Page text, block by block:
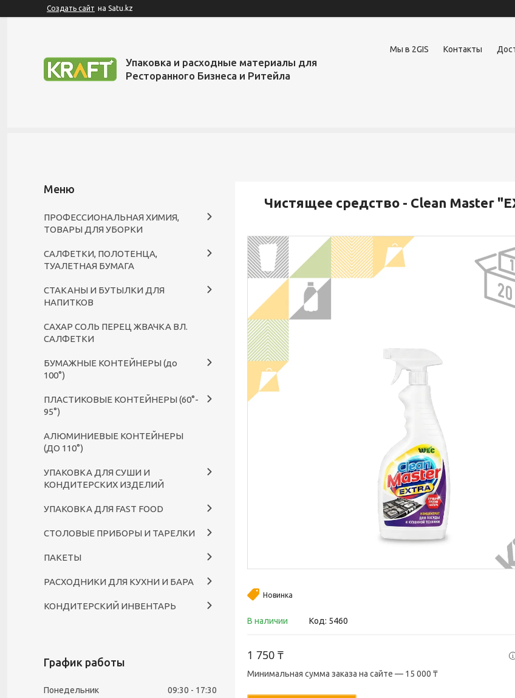
Создать сайт на Satu.kz
Упаковка и расходные материалы для
Ресторанного Бизнеса и Ритейла
Мы в 2GIS Контакты
Чистящее средство - Clean Master
Новинка
В наличии Код: 5460
1 750 ₸
Минимальная сумма заказа на сайте — 15 000 ₸
ПРОФЕССИОНАЛЬНАЯ ХИМИЯ,
ТОВАРЫ ДЛЯ УБОРКИ
САЛФЕТКИ, ПОЛОТЕНЦА,
ТУАЛЕТНАЯ БУМАГА
СТАКАНЫ И БУТЫЛКИ ДЛЯ
НАПИТКОВ
САХАР СОЛЬ ПЕРЕЦ ЖВАЧКА ВЛ.
САЛФЕТКИ
БУМАЖНЫЕ КОНТЕЙНЕРЫ (до
100°)
ПЛАСТИКОВЫЕ КОНТЕЙНЕРЫ (60°-
95°)
АЛЮМИНИЕВЫЕ КОНТЕЙНЕРЫ
(ДО 110°)
УПАКОВКА ДЛЯ СУШИ И
КОНДИТЕРСКИХ ИЗДЕЛИЙ
УПАКОВКА ДЛЯ FAST FOOD
СТОЛОВЫЕ ПРИБОРЫ И ТАРЕЛКИ
ПАКЕТЫ
РАСХОДНИКИ ДЛЯ КУХНИ И БАРА
КОНДИТЕРСКИЙ ИНВЕНТАРЬ
График работы
Понедельник 09:30
17:30